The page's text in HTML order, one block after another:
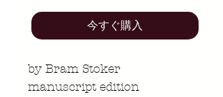
今すぐ購入
by Bram Stoker
manuscript edition